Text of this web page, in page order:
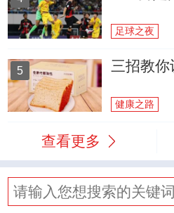
足球之夜
5 三招教
健康之路
查看更多